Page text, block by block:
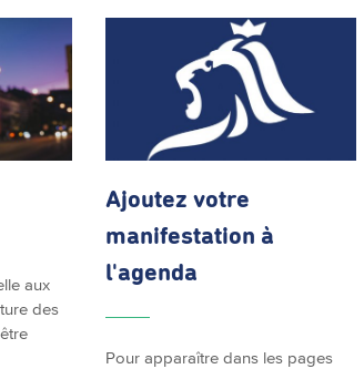
aux
des
Ajoutez votre
manifestation à
l'agenda
Pour apparaître dans les pages